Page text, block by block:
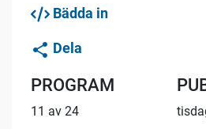
Bädda in
Dela
PROGRAM
11 av 24